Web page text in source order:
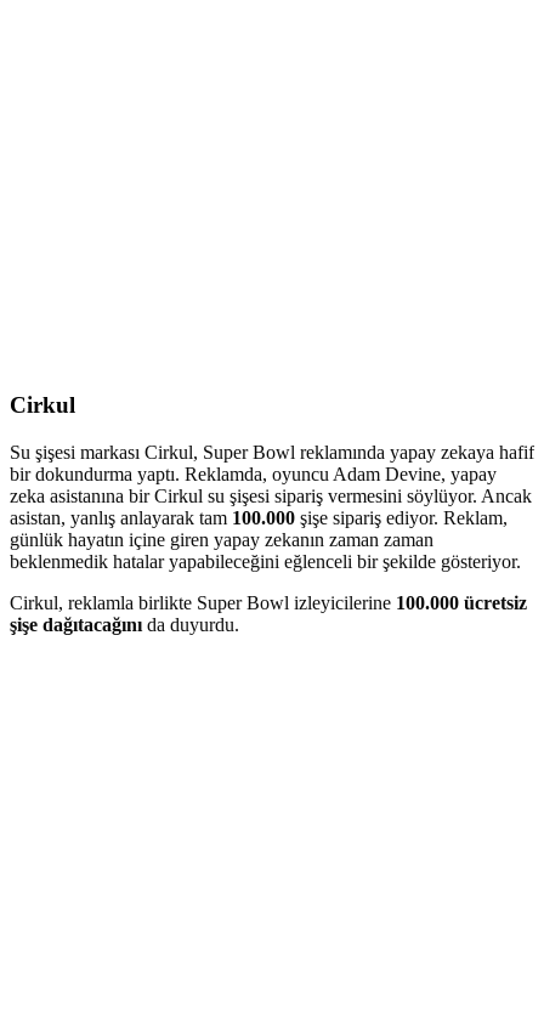
Cirkul
Su şişesi markası Cirkul, Super Bowl reklamında yapay zekaya hafif
bir dokundurma yaptı. Reklamda, oyuncu Adam Devine, yapay
zeka asistanına bir Cirkul su şişesi sipariş vermesini söylüyor. Ancak
asistan, yanlış anlayarak tam 100.000 şişe sipariş ediyor. Reklam,
günlük hayatın içine giren yapay zekanın zaman zaman
beklenmedik hatalar yapabileceğini eğlenceli bir şekilde gösteriyor.
Cirkul, reklamla birlikte Super Bowl izleyicilerine 100.000 ücretsiz
şişe dağıtacağını da duyurdu.